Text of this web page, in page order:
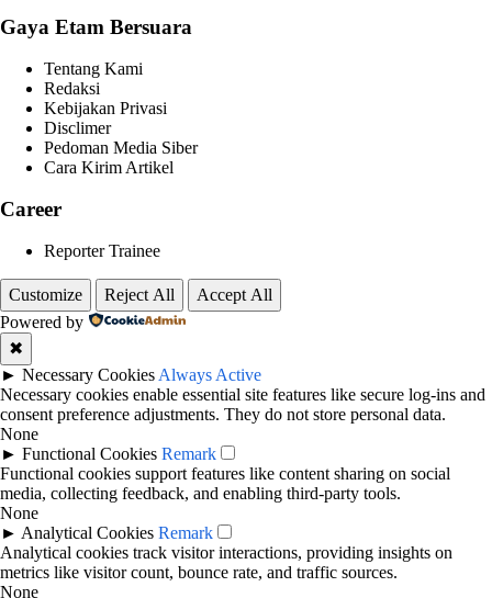
Gaya Etam Bersuara
Tentang Kami
Redaksi
Kebijakan Privasi
Disclimer
Pedoman Media Siber
Cara Kirim Artikel
Career
Reporter Trainee
Customize Reject All
Accept All
Powered by
✖
► Necessary Cookies Always Active
Necessary cookies enable essential site features like secure log-ins and
consent preference adjustments. They do not store personal data.
None
► Functional Cookies Remark
Functional cookies support features like content sharing on social
media, collecting feedback, and enabling third-party tools.
None
► Analytical Cookies Remark
Analytical cookies track visitor interactions, providing insights on
metrics like visitor count, bounce rate, and traffic sources.
None